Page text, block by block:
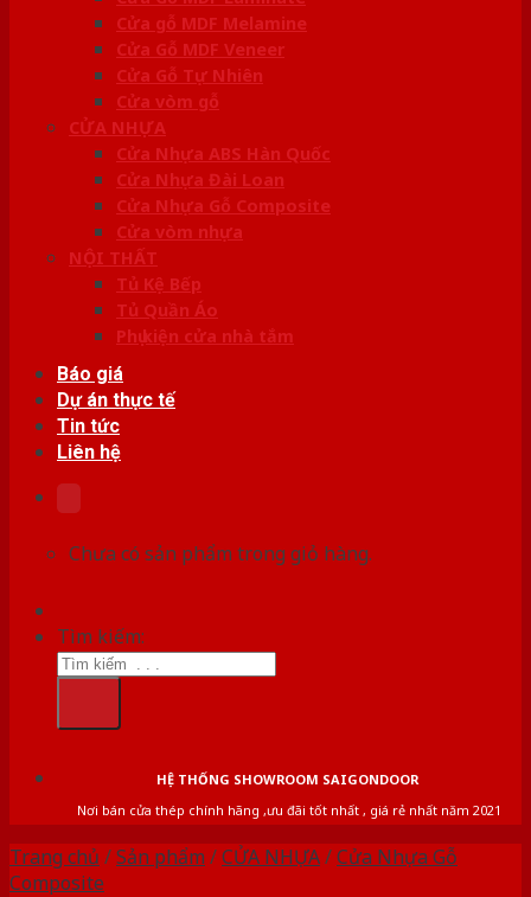
Cửa gỗ MDF Melamine
Cửa Gỗ MDF Veneer
Cửa Gỗ Tự Nhiên
Cửa vòm gỗ
CỬA NHỰA
Cửa Nhựa ABS Hàn Quốc
Cửa Nhựa Đài Loan
Cửa Nhựa Gỗ Composite
Cửa vòm nhựa
NỘI THẤT
Tủ Kệ Bếp
Tủ Quần Áo
Phụ kiện cửa nhà tắm
Báo giá
Dự án thực tế
Tin tức
Liên hệ
Chưa có sản phẩm trong giỏ hàng.
Tìm kiếm:
HỆ THỐNG SHOWROOM SAIGONDOOR
Nơi bán cửa thép chính hãng ,ưu đãi tốt nhất , giá rẻ nhất năm 2021
Trang chủ /Sản phẩm /CỬA NHỰA/Cửa Nhựa Gỗ
Composite